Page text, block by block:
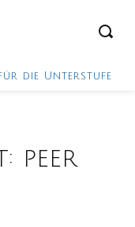
für die Unterstufe
peer